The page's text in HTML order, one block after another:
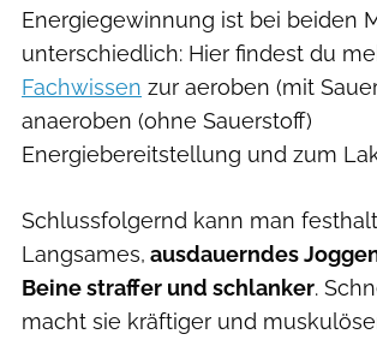
Energiegewinnung ist bei beiden
unterschiedlich: Hier findest du
Fachwissen zur aeroben (mit
anaeroben (ohne Sauerstoff)
Energiebereitstellung und zum
Schlussfolgernd kann man
Langsames, ausdauerndes
Beine straffer und schlanker.
macht sie kräftiger und